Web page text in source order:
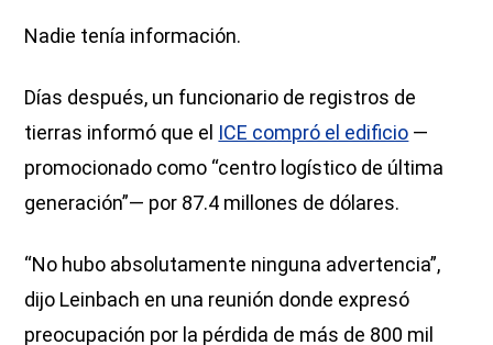
Nadie tenía información.
Días después, un funcionario de registros de
tierras informó que el ICE compró el edificio —
promocionado como “centro logístico de última
generación”— por 87.4 millones de dólares.
“No hubo absolutamente ninguna advertencia”,
dijo Leinbach en una reunión donde expresó
preocupación por la pérdida de más de 800 mil